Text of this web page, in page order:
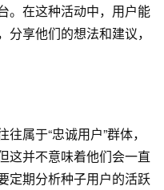
。在这种活动中，用户能
享他们的想法和建议，
属于“忠诚用户”群体，
这并不意味着他们会一直
定期分析种子用户的活跃